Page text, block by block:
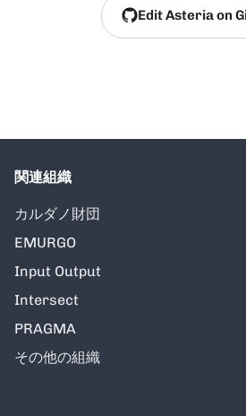
Edit Asteria on
関連組織
カルダノ財団
EMURGO
Input Output
Intersect
PRAGMA
その他の組織